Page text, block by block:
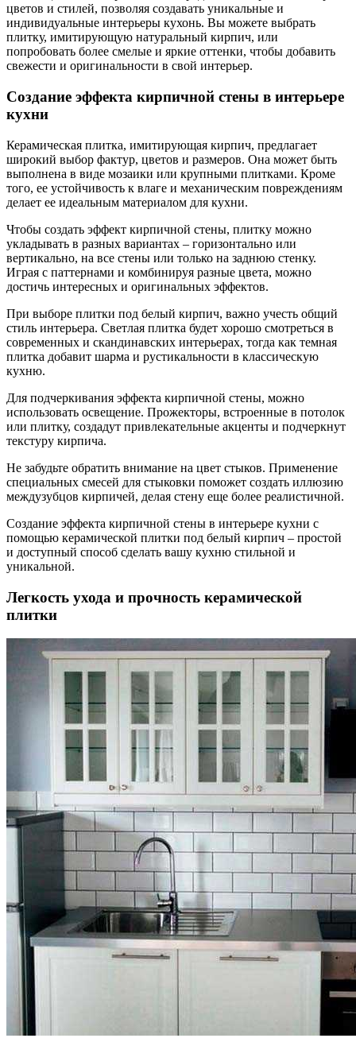
цветов и стилей, позволяя создавать уникальные и
индивидуальные интерьеры кухонь. Вы можете выбрать
плитку, имитирующую натуральный кирпич, или
попробовать более смелые и яркие оттенки, чтобы добавить
свежести и оригинальности в свой интерьер.
Создание эффекта кирпичной стены в интерьере
кухни
Керамическая плитка, имитирующая кирпич, предлагает
широкий выбор фактур, цветов и размеров. Она может быть
выполнена в виде мозаики или крупными плитками. Кроме
того, ее устойчивость к влаге и механическим повреждениям
делает ее идеальным материалом для кухни.
Чтобы создать эффект кирпичной стены, плитку можно
укладывать в разных вариантах – горизонтально или
вертикально, на все стены или только на заднюю стенку.
Играя с паттернами и комбинируя разные цвета, можно
достичь интересных и оригинальных эффектов.
При выборе плитки под белый кирпич, важно учесть общий
стиль интерьера. Светлая плитка будет хорошо смотреться в
современных и скандинавских интерьерах, тогда как темная
плитка добавит шарма и рустикальности в классическую
кухню.
Для подчеркивания эффекта кирпичной стены, можно
использовать освещение. Прожекторы, встроенные в потолок
или плитку, создадут привлекательные акценты и подчеркнут
текстуру кирпича.
Не забудьте обратить внимание на цвет стыков. Применение
специальных смесей для стыковки поможет создать иллюзию
междузубцов кирпичей, делая стену еще более реалистичной.
Создание эффекта кирпичной стены в интерьере кухни с
помощью керамической плитки под белый кирпич – простой
и доступный способ сделать вашу кухню стильной и
уникальной.
Легкость ухода и прочность керамической
плитки